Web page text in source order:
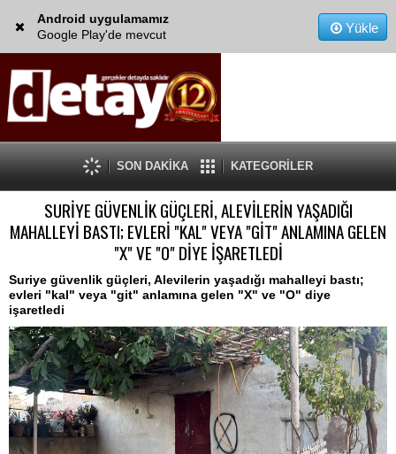
Android uygulamamız
Google Play'de mevcut
Yükle
SON DAKİKA KATEGORİLER
SURİYE GÜVENLİK GÜÇLERİ, ALEVİLERİN YAŞADIĞI
MAHALLEYİ BASTI; EVLERİ "KAL" VEYA "GİT" ANLAMINA GELEN
"X" VE "O" DİYE İŞARETLEDİ
Suriye güvenlik güçleri, Alevilerin yaşadığı mahalleyi bastı;
evleri "kal" veya "git" anlamına gelen "X" ve "O" diye
işaretledi